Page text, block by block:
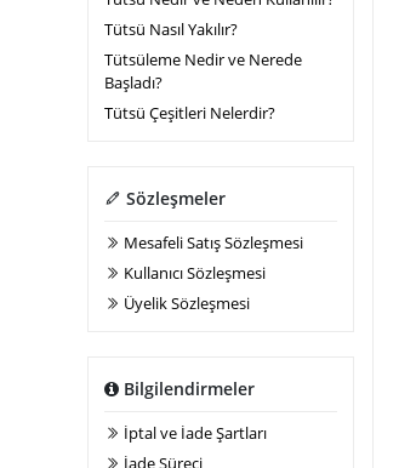
Tütsü Nasıl Yakılır?
Tütsüleme Nedir ve Nerede
Başladı?
Tütsü Çeşitleri Nelerdir?
Sözleşmeler
Mesafeli Satış Sözleşmesi
Kullanıcı Sözleşmesi
Üyelik Sözleşmesi
Bilgilendirmeler
İptal ve İade Şartları
İade Süreci